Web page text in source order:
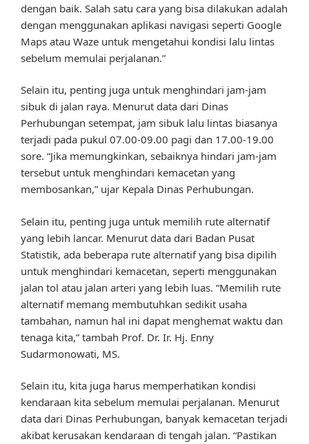
dengan baik. Salah satu cara yang bisa dilakukan adalah
dengan menggunakan aplikasi navigasi seperti Google
Maps atau Waze untuk mengetahui kondisi lalu lintas
sebelum memulai perjalanan.”
Selain itu, penting juga untuk menghindari jam-jam
sibuk di jalan raya. Menurut data dari Dinas
Perhubungan setempat, jam sibuk lalu lintas biasanya
terjadi pada pukul 07.00-09.00 pagi dan 17.00-19.00
sore. “Jika memungkinkan, sebaiknya hindari jam-jam
tersebut untuk menghindari kemacetan yang
membosankan,” ujar Kepala Dinas Perhubungan.
Selain itu, penting juga untuk memilih rute alternatif
yang lebih lancar. Menurut data dari Badan Pusat
Statistik, ada beberapa rute alternatif yang bisa dipilih
untuk menghindari kemacetan, seperti menggunakan
jalan tol atau jalan arteri yang lebih luas. “Memilih rute
alternatif memang membutuhkan sedikit usaha
tambahan, namun hal ini dapat menghemat waktu dan
tenaga kita,” tambah Prof. Dr. Ir. Hj. Enny
Sudarmonowati, MS.
Selain itu, kita juga harus memperhatikan kondisi
kendaraan kita sebelum memulai perjalanan. Menurut
data dari Dinas Perhubungan, banyak kemacetan terjadi
akibat kerusakan kendaraan di tengah jalan. “Pastikan